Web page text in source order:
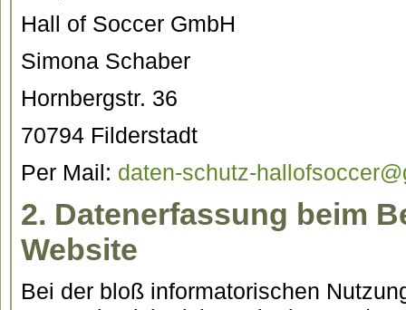
Hall of Soccer GmbH
Simona Schaber
Hornbergstr. 36
70794 Filderstadt
Per Mail: daten-schutz-
2. Datenerfassung beim
Website
Bei der bloß informatorischen